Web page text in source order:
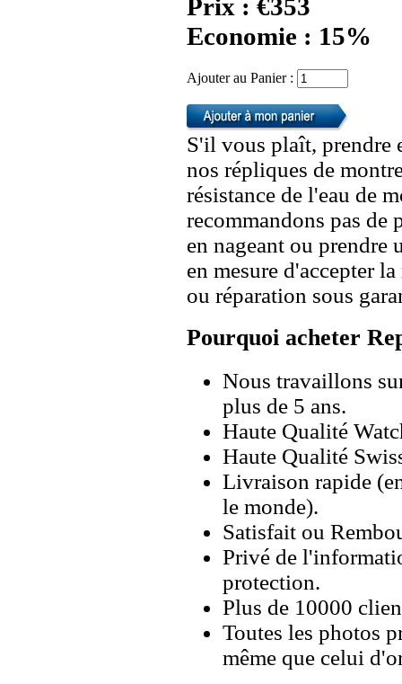
Prix : €353
Economie : 15%
Ajouter au Panier :
S'il vous plaît, prendre
nos répliques de
résistance de l'eau de
recommandons pas de
en nageant ou prendre
en mesure d'accepter
ou réparation sous
Pourquoi acheter
Nous travaillons
plus de 5 ans.
Haute Qualité
Haute Qualité
Livraison rapide
le monde).
Satisfait ou
Privé de
protection.
Plus de 10000
Toutes les photos
même que celui